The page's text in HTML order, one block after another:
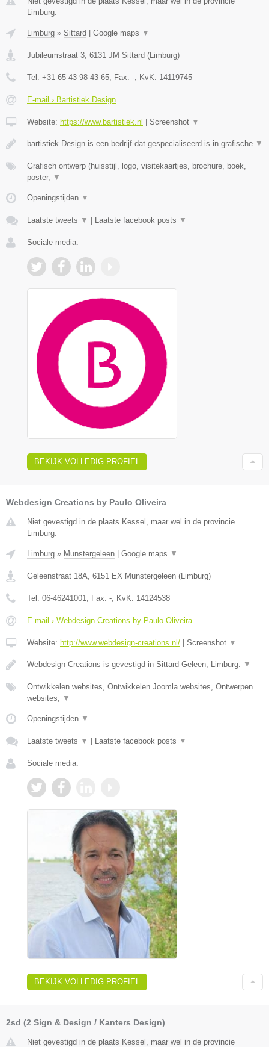
Limburg.
Limburg » Sittard Google maps ▼
Jubileumstraat 3 6131 JM Sittard ( Limburg)
Tel: +31 65 43 98 43 65 , Fax: - , KvK: 14119745
E-mail › Bartistiek Design
Website: https://www.bartistiek.nl Screenshot ▼
bartistiek Design is een bedrijf dat gespecialiseerd is in grafische ▼
Grafisch ontwerp (huisstijl, logo, visitekaartjes, brochure, boek,
poster,
▼
Openingstijden ▼
Laatste tweets ▼ Laatste facebook posts ▼
Sociale media:
BEKIJK VOLLEDIG PROFIEL
Webdesign Creations by Paulo Oliveira
Niet gevestigd in de plaats Kessel, maar wel in de provincie
Limburg.
Limburg » Munstergeleen Google maps ▼
Geleenstraat 18A 6151 EX Munstergeleen ( Limburg)
Tel: 06-46241001 , Fax: - , KvK: 14124538
E-mail › Webdesign Creations by Paulo Oliveira
Website: http://www.webdesign-creations.nl/ Screenshot ▼
Webdesign Creations is gevestigd in Sittard-Geleen, Limburg. ▼
Ontwikkelen websites, Ontwikkelen Joomla websites, Ontwerpen
websites,
▼
Openingstijden ▼
Laatste tweets ▼ Laatste facebook posts ▼
Sociale media:
BEKIJK VOLLEDIG PROFIEL
2sd (2 Sign & Design / Kanters Design)
Niet gevestigd in de plaats Kessel, maar wel in de provincie